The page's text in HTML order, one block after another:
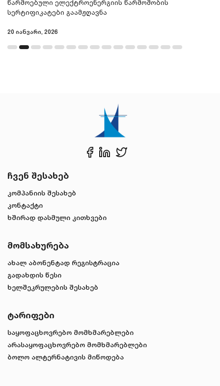
სერტიფიკატები გაამჟღავნა
წარმოებული ელექტროენერგიის წარმოშობის
სერტიფიკატები გაამჟღავნა
20 იანვარი, 2026
ჩვენ შესახებ
კომპანიის შესახებ
კონტაქტი
ხშირად დასმული კითხვები
მომსახურება
ახალ აბონენტად რეგისტრაცია
გადახდის წესი
ხელშეკრულების შესახებ
ტარიფები
საყოფაცხოვრებო მომხმარებლები
არასაყოფაცხოვრებო მომხმარებლები
ბოლო ალტერნატივის მიწოდება